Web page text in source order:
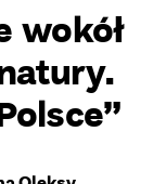
wokół